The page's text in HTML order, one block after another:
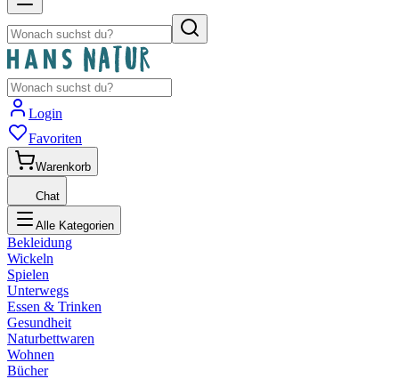
Login
Favoriten
Warenkorb
Chat
Alle Kategorien
Bekleidung
Wickeln
Spielen
Unterwegs
Essen & Trinken
Gesundheit
Naturbettwaren
Wohnen
Bücher